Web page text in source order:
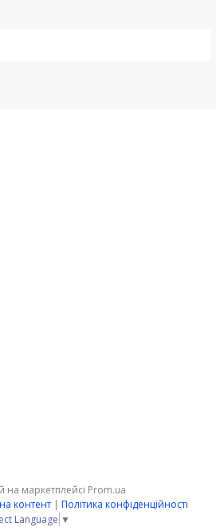
на маркетплейсі Prom.ua
контент | Політика конфіденційності
Language ▼